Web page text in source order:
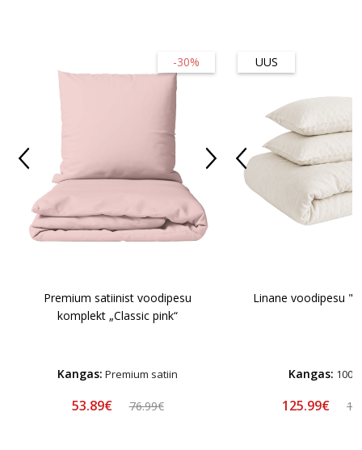
-30%
Premium satiinist voodipesu
komplekt „Classic pink“
Kangas: Premium satiin
53.89€ 76.99€
UUS
Linane voodipesu
Kangas:
125.99€